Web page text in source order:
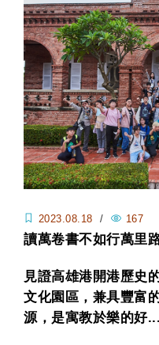
2023.08.18 / 167
讀萬卷書不如行萬里
治
見證高雄港開港歷史
文化園區，兼具豐富
源，是寓教於樂的好